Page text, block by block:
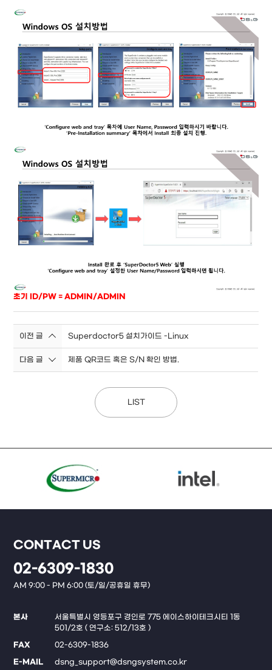
초기 ID/PW = ADMIN/ADMIN
이전 글 Superdoctor5 설치가이드 -Linux
다음 글 제품 QR코드 혹은 S/N 확인 방법.
LIST
CONTACT US
02-6309-1830
AM 9:00 - PM 6:00 (토/일/공휴일 휴무)
본사
서울특별시 영등포구 경인로 775 에이스하이테크시티 1동
501/2호 ( 연구소: 512/13호 )
FAX
02-6309-1836
E-MAIL
dsng_support@dsngsystem.co.kr